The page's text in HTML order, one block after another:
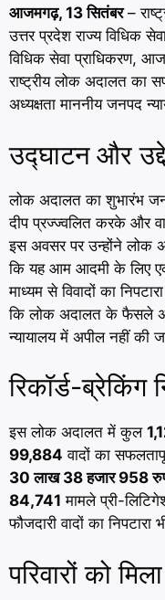
आजमगढ़, 13 सितंबर–
उत्तर प्रदेश राज्य विधिक
विधिक सेवा प्राधिकरण,
राष्ट्रीय लोक अदालत
अध्यक्षता माननीय जनपद
उद्घाटन और
लोक अदालत का शुभारंभ
दीप प्रज्ज्वलित करके और
इस अवसर पर उन्होंने लोक
कि यह आम आदमी के लिए
माध्यम से विवादों का
कि लोक अदालत के फैसले
न्यायालय में अपील नहीं की
रिकॉर्ड-ब्रेकिंग
इस लोक अदालत में कुल
99,884 वादों का
30 लाख 38 हजार 958
84,741 मामले प्री-
फौजदारी वादों का निपटारा
परिवारों को